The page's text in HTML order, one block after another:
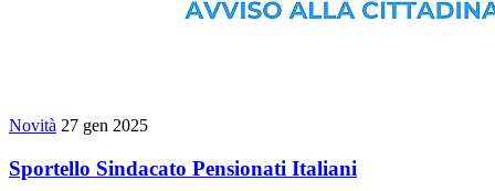
Novità 27 gen 2025
Sportello Sindacato Pensionati Italiani